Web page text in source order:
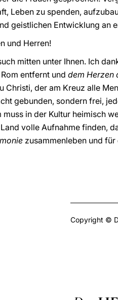
Leben zu spenden,
geistlichen Entwicklung an
und Herren!
mitten unter Ihnen. Ich
entfernt und dem Herzen
Christi, der am Kreuz alle
gebunden, sondern frei,
muss in der Kultur heimisch
volle Aufnahme finden,
zusammenleben und
Copyright ©